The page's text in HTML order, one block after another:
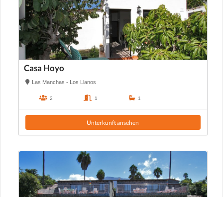
Casa Hoyo
Las Manchas - Los Llanos
2 1 1
Unterkunft ansehen